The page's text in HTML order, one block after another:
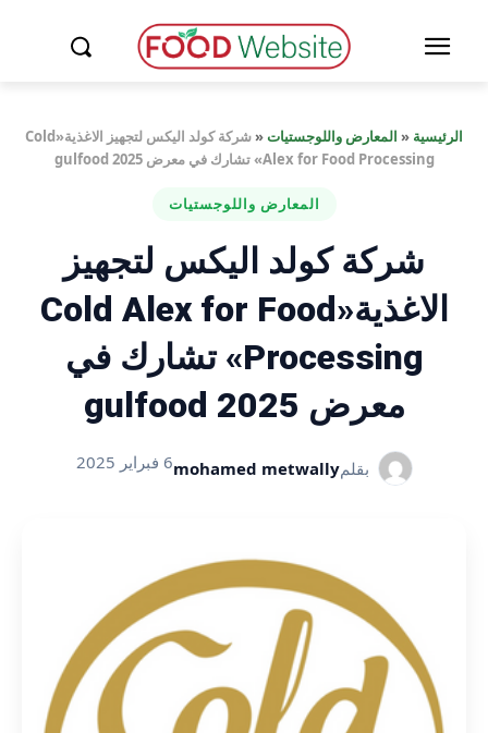
الرئيسية « المعارض واللوجستيات«
شركة كولد اليكس لتجهيز الاغذية«Cold
Alex for Food Processing» تشارك في معرض gulfood 2025
المعارض واللوجستيات
شركة كولد اليكس لتجهيز
الاغذية«Cold Alex for Food
Processing» تشارك في
معرض gulfood 2025
بقلمmohamed metwally6 فبراير 2025